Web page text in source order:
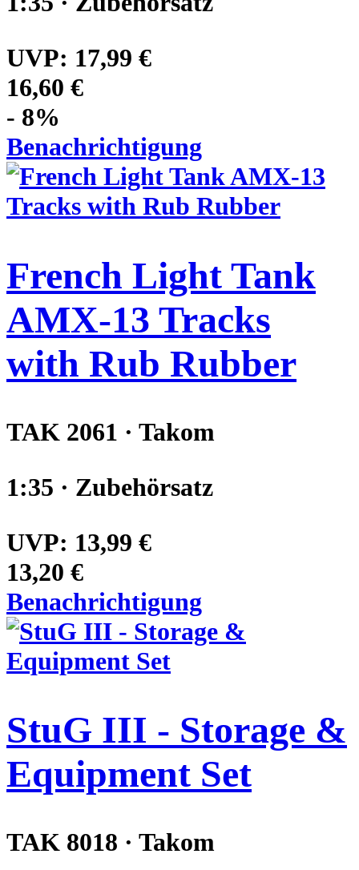
UVP: 17,99 €
16,60 €
- 8%
Benachrichtigung
French Light Tank
AMX-13 Tracks
with Rub Rubber
TAK 2061 · Takom
1:35 · Zubehörsatz
UVP: 13,99 €
13,20 €
Benachrichtigung
StuG III - Storage &
Equipment Set
TAK 8018 · Takom